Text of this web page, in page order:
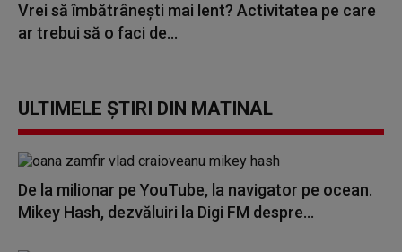
Vrei să îmbătrânești mai lent? Activitatea pe care
ar trebui să o faci de...
ULTIMELE ȘTIRI DIN MATINAL
De la milionar pe YouTube, la navigator pe ocean.
Mikey Hash, dezvăluiri la Digi FM despre...